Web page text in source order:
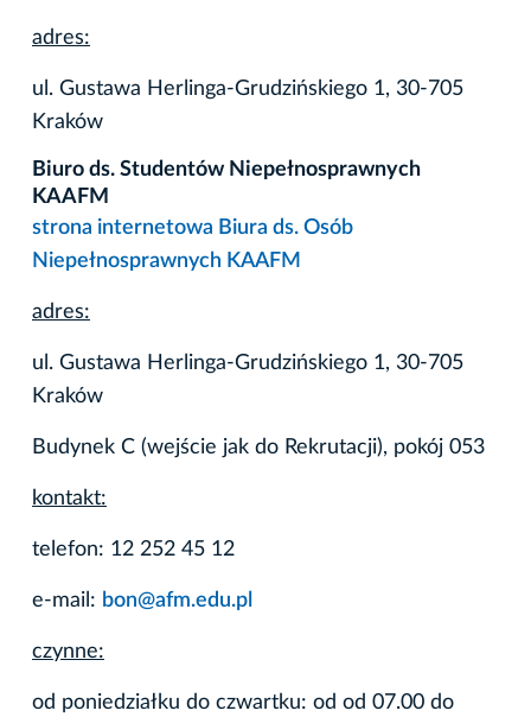
adres:
ul. Gustawa Herlinga-Grudzińskiego 1, 30-705
Kraków
Biuro ds. Studentów Niepełnosprawnych
KAAFM
strona internetowa Biura ds. Osób
Niepełnosprawnych KAAFM
adres:
ul. Gustawa Herlinga-Grudzińskiego 1, 30-705
Kraków
Budynek C (wejście jak do Rekrutacji), pokój 053
kontakt:
telefon: 12 252 45 12
e-mail: bon@afm.edu.pl
czynne:
od poniedziałku do czwartku: od od 07.00 do